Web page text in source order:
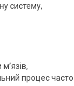
систему,
процес часто